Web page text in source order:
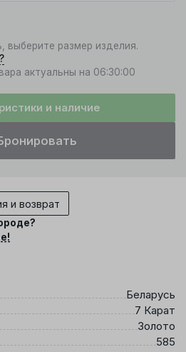
размер изделия.
актуальны на 06:30:00
и наличие
и возврат
Беларусь
7 Карат
Золото
585